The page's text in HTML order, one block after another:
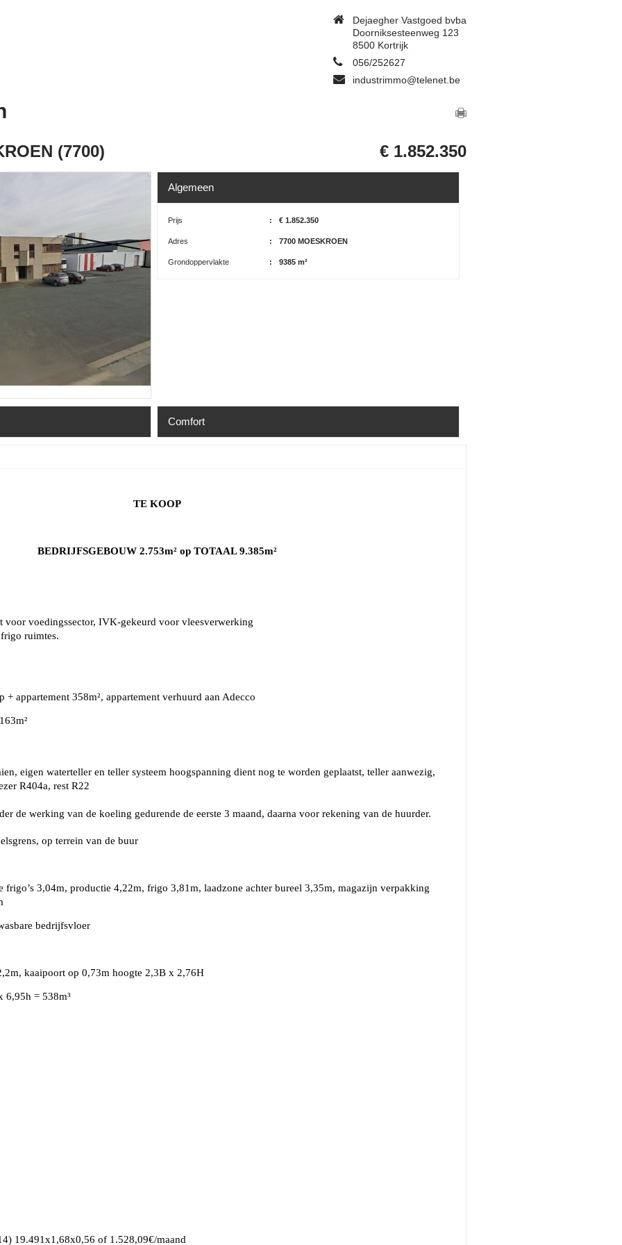
Dejaegher Vastgoed bvba
Doorniksesteenweg 123
8500 Kortrijk
056/252627
industrimmo@telenet.be
(7700) € 1.852.350
Algemeen
Prijs : € 1.852.350
Adres : 7700 MOESKROEN
Grondoppervlakte : 9385 m²
Comfort
TE KOOP
BEDRIJFSGEBOUW 2.753m² op TOTAAL 9.385m²
voor voedingssector, IVK-gekeurd voor vleesverwerking
ruimtes.
+ appartement 358m², appartement verhuurd aan Adecco
eigen waterteller en teller systeem hoogspanning dient nog te worden geplaatst, teller aanwezig,
R404a, rest R22
de werking van de koeling gedurende de eerste 3 maand, daarna voor rekening van de huurder.
op terrein van de buur
frigo’s 3,04m, productie 4,22m, frigo 3,81m, laadzone achter bureel 3,35m, magazijn verpakking
bedrijfsvloer
kaaipoort op 0,73m hoogte 2,3B x 2,76H
6,95h = 538m³
19.491x1,68x0,56 of 1.528,09€/maand